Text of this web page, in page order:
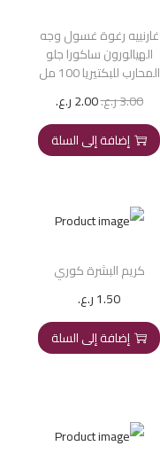
غارنييه رغوة غسول وجه
الهيالورون ساكورا جلو
المحارب للبكتيريا 100 مل
3.00ر.ع.2.00ر.ع.
إضافة إلى السلة
كريم البشرة كوري
1.50ر.ع.
إضافة إلى السلة